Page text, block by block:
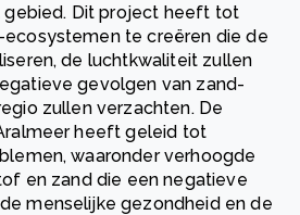
gebied. Dit project heeft tot
ecosystemen te creëren die de
de luchtkwaliteit zullen
gevolgen van zand-
zullen verzachten. De
heeft geleid tot
waaronder verhoogde
en zand die een negatieve
menselijke gezondheid en de